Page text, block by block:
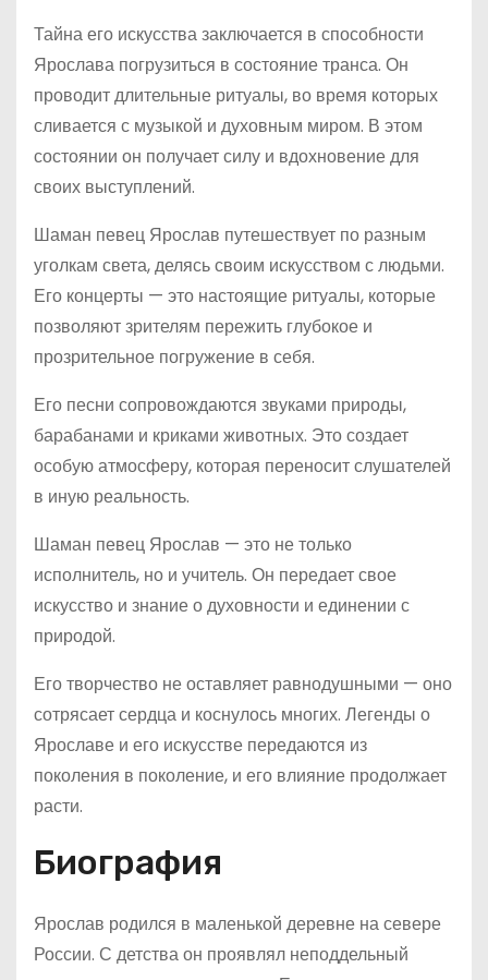
Тайна его искусства заключается в способности
Ярослава погрузиться в состояние транса. Он
проводит длительные ритуалы, во время которых
сливается с музыкой и духовным миром. В этом
состоянии он получает силу и вдохновение для
своих выступлений.
Шаман певец Ярослав путешествует по разным
уголкам света, делясь своим искусством с людьми.
Его концерты — это настоящие ритуалы, которые
позволяют зрителям пережить глубокое и
прозрительное погружение в себя.
Его песни сопровождаются звуками природы,
барабанами и криками животных. Это создает
особую атмосферу, которая переносит слушателей
в иную реальность.
Шаман певец Ярослав — это не только
исполнитель, но и учитель. Он передает свое
искусство и знание о духовности и единении с
природой.
Его творчество не оставляет равнодушными — оно
сотрясает сердца и коснулось многих. Легенды о
Ярославе и его искусстве передаются из
поколения в поколение, и его влияние продолжает
расти.
Биография
Ярослав родился в маленькой деревне на севере
России. С детства он проявлял неподдельный